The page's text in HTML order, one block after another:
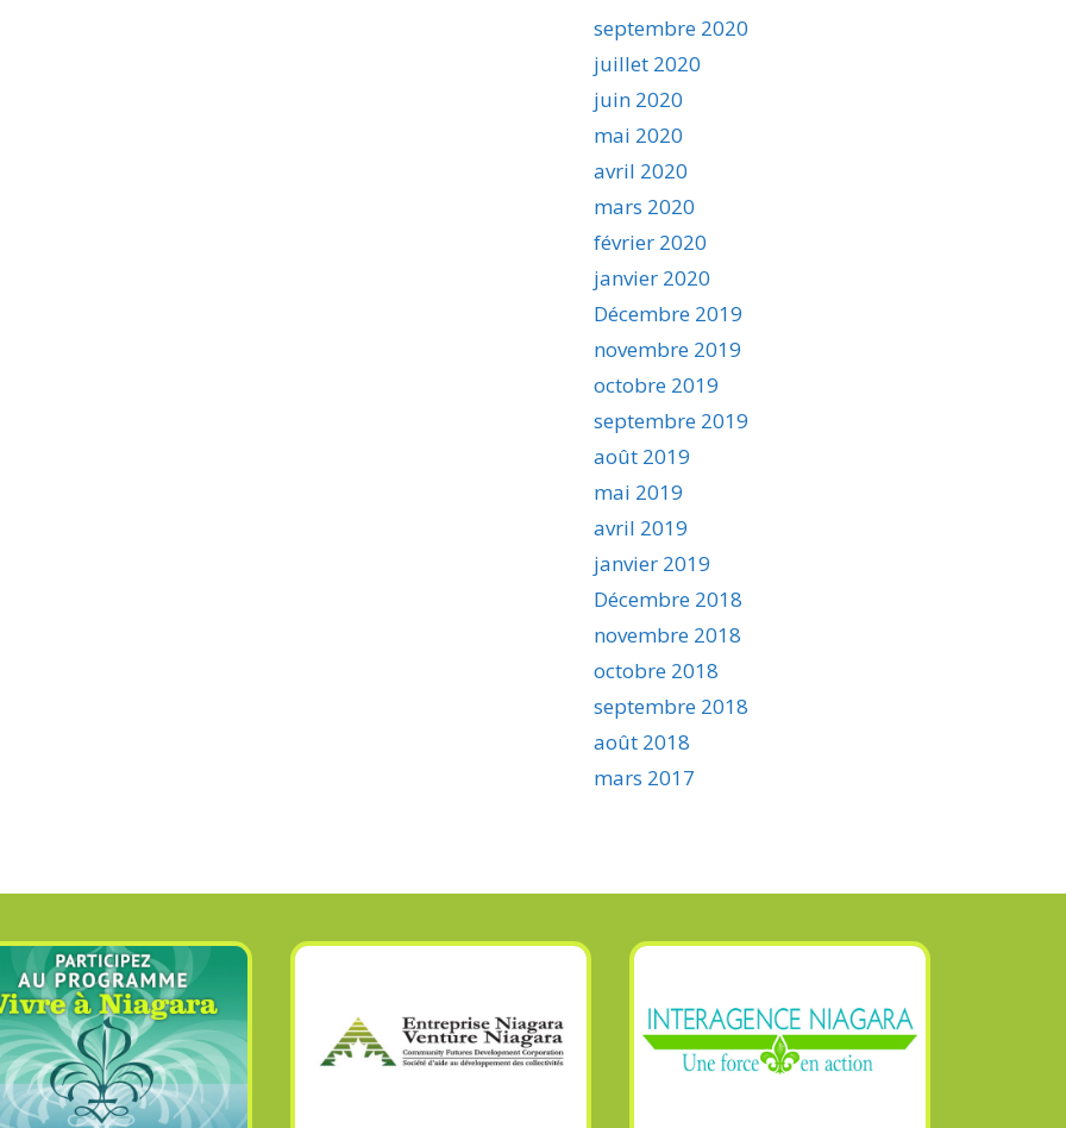
septembre 2020
juillet 2020
juin 2020
mai 2020
avril 2020
mars 2020
février 2020
janvier 2020
Décembre 2019
novembre 2019
octobre 2019
septembre 2019
août 2019
mai 2019
avril 2019
janvier 2019
Décembre 2018
novembre 2018
octobre 2018
septembre 2018
août 2018
mars 2017